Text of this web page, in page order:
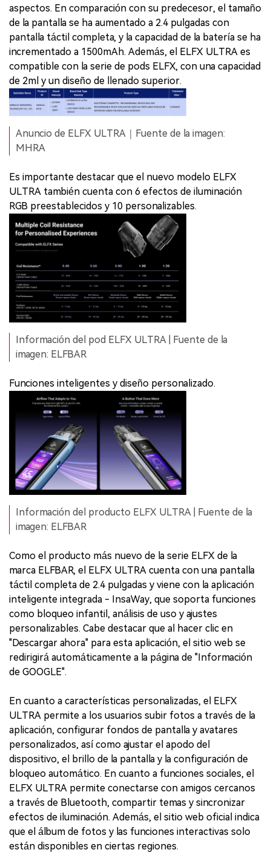
aspectos. En comparación con su predecesor, el tamaño
de la pantalla se ha aumentado a 2.4 pulgadas con
pantalla táctil completa, y la capacidad de la batería se ha
incrementado a 1500mAh. Además, el ELFX ULTRA es
compatible con la serie de pods ELFX, con una capacidad
de 2ml y un diseño de llenado superior.
Anuncio de ELFX ULTRA｜Fuente de la imagen:
MHRA
Es importante destacar que el nuevo modelo ELFX
ULTRA también cuenta con 6 efectos de iluminación
RGB preestablecidos y 10 personalizables.
Información del pod ELFX ULTRA | Fuente de la
imagen: ELFBAR
Funciones inteligentes y diseño personalizado.
Información del producto ELFX ULTRA | Fuente de la
imagen: ELFBAR
Como el producto más nuevo de la serie ELFX de la
marca ELFBAR, el ELFX ULTRA cuenta con una pantalla
táctil completa de 2.4 pulgadas y viene con la aplicación
inteligente integrada - InsaWay, que soporta funciones
como bloqueo infantil, análisis de uso y ajustes
personalizables. Cabe destacar que al hacer clic en
"Descargar ahora" para esta aplicación, el sitio web se
redirigirá automáticamente a la página de "Información
de GOOGLE".
En cuanto a características personalizadas, el ELFX
ULTRA permite a los usuarios subir fotos a través de la
aplicación, configurar fondos de pantalla y avatares
personalizados, así como ajustar el apodo del
dispositivo, el brillo de la pantalla y la configuración de
bloqueo automático. En cuanto a funciones sociales, el
ELFX ULTRA permite conectarse con amigos cercanos
a través de Bluetooth, compartir temas y sincronizar
efectos de iluminación. Además, el sitio web oficial indica
que el álbum de fotos y las funciones interactivas solo
están disponibles en ciertas regiones.